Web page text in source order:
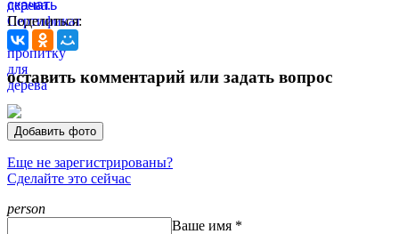
Поделиться:
оставить комментарий или задать вопрос
Добавить фото
Еще не зарегистрированы?
Сделайте это сейчас
person
Ваше имя *